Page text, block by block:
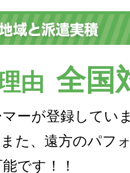
由 全国
ーが登録してい
た、遠方のパフ
です！！